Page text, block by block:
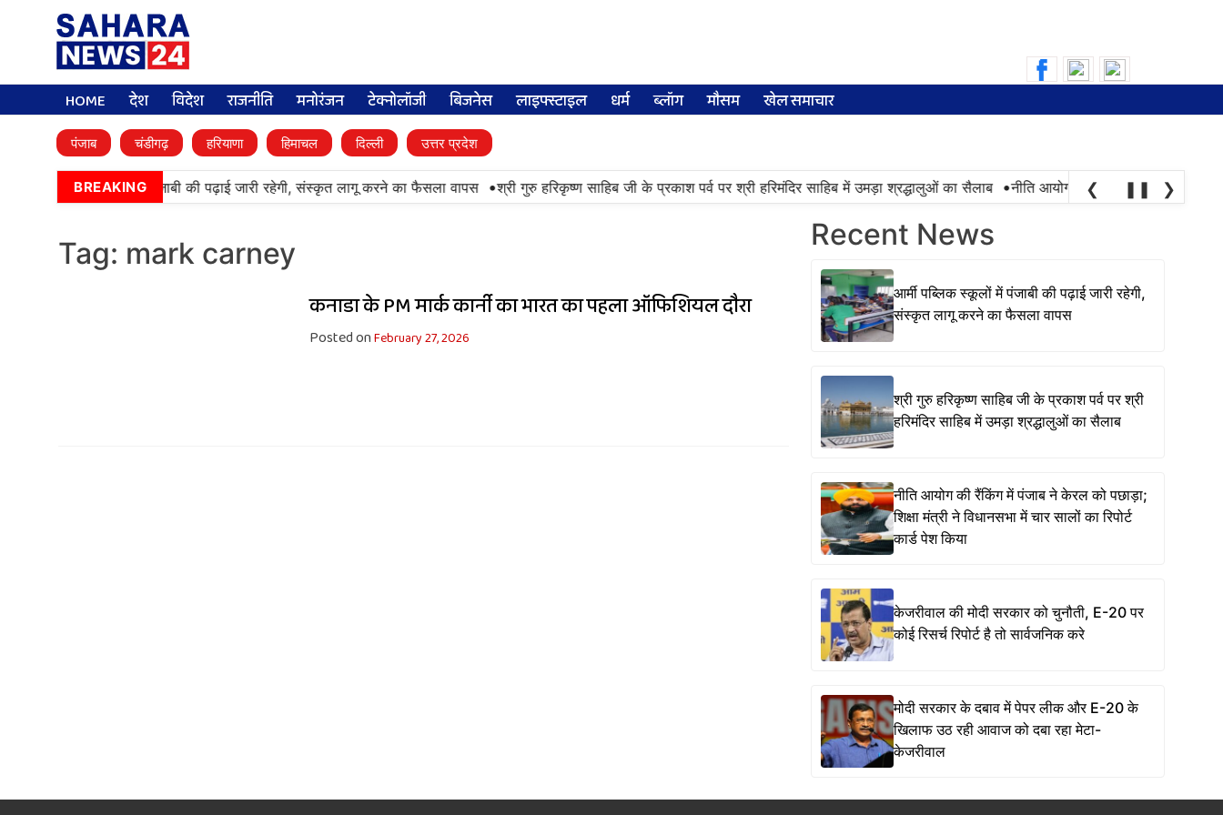
for:
HOME देश विदेश राजनीति मनोरंजन टेक्नोलॉजी बिजनेस लाइफ्स्टाइल धर्म ब्लॉग मौसम खेल समाचार
पंजाब चंडीगढ़ हरियाणा हिमाचल दिल्ली उत्तर प्रदेश
BREAKING
आर्मी पब्लिक स्कूलों में पंजाबी की पढ़ाई जारी रहेगी, संस्कृत लागू करने का फैसला वापस •श्री गुरु हरिकृष्ण साहिब जी के प्रकाश पर्व पर श्री हरिमंदिर साहिब में उमड़ा श्रद्धालुओं का सैलाब •नीति आयोग की रैंकिंग में पंजाब ने केरल को
❮ ❚❚ ❯
Tag: mark carney
कनाडा के PM मार्क कार्नी का भारत का पहला ऑफिशियल दौरा
Posted onFebruary 27, 2026
Recent News
आर्मी पब्लिक स्कूलों में पंजाबी की पढ़ाई जारी रहेगी,
संस्कृत लागू करने का फैसला वापस
श्री गुरु हरिकृष्ण साहिब जी के प्रकाश पर्व पर श्री
हरिमंदिर साहिब में उमड़ा श्रद्धालुओं का सैलाब
नीति आयोग की रैंकिंग में पंजाब ने केरल को पछाड़ा;
शिक्षा मंत्री ने विधानसभा में चार सालों का रिपोर्ट
कार्ड पेश किया
केजरीवाल की मोदी सरकार को चुनौती, E-20 पर
कोई रिसर्च रिपोर्ट है तो सार्वजनिक करे
मोदी सरकार के दबाव में पेपर लीक और E-20 के
खिलाफ उठ रही आवाज को दबा रहा मेटा-
केजरीवाल